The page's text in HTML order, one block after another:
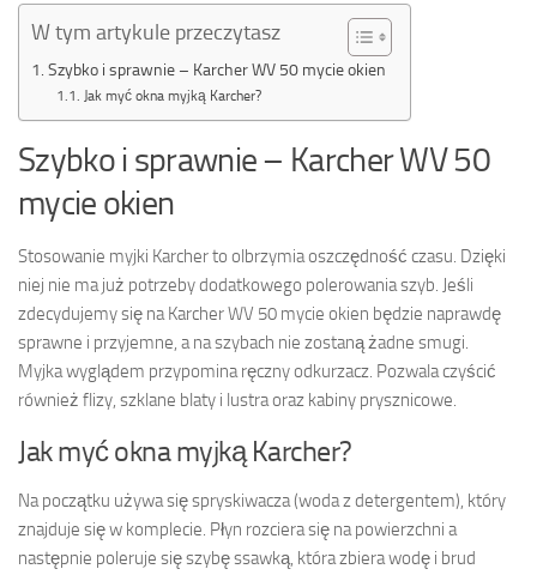
W tym artykule przeczytasz
Szybko i sprawnie – Karcher WV 50 mycie okien
Jak myć okna myjką Karcher?
Szybko i sprawnie – Karcher WV 50
mycie okien
Stosowanie myjki Karcher to olbrzymia oszczędność czasu. Dzięki
niej nie ma już potrzeby dodatkowego polerowania szyb. Jeśli
zdecydujemy się na Karcher WV 50 mycie okien będzie naprawdę
sprawne i przyjemne, a na szybach nie zostaną żadne smugi.
Myjka wyglądem przypomina ręczny odkurzacz. Pozwala czyścić
również flizy, szklane blaty i lustra oraz kabiny prysznicowe.
Jak myć okna myjką Karcher?
Na początku używa się spryskiwacza (woda z detergentem), który
znajduje się w komplecie. Płyn rozciera się na powierzchni a
następnie poleruje się szybę ssawką, która zbiera wodę i brud